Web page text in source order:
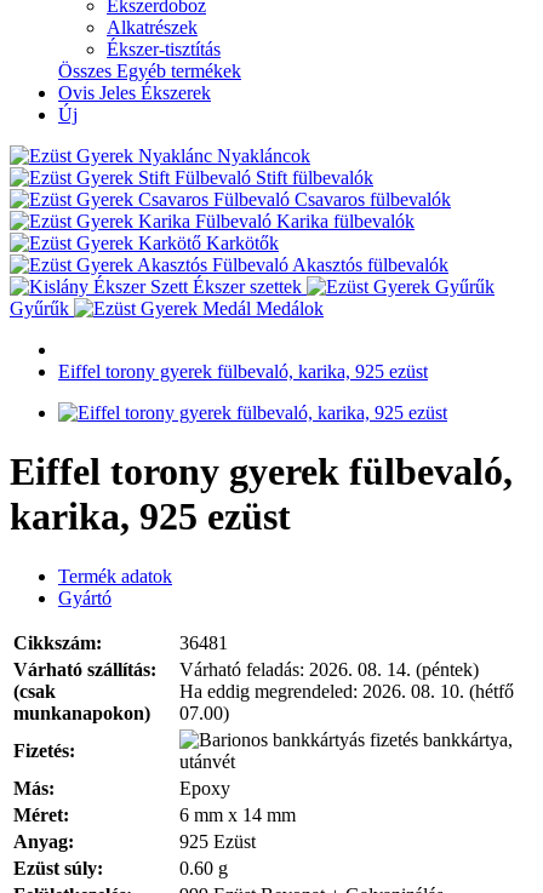
Ékszerdoboz
Alkatrészek
Ékszer-tisztítás
Összes Egyéb termékek
Ovis Jeles Ékszerek
Új
Nyakláncok
Stift fülbevalók
Csavaros fülbevalók
Karika fülbevalók
Karkötők
Akasztós fülbevalók
Ékszer szettek
Gyűrűk
Medálok
Eiffel torony gyerek fülbevaló, karika, 925 ezüst
Eiffel torony gyerek fülbevaló,
karika, 925 ezüst
Termék adatok
Gyártó
Cikkszám:
36481
Várható szállítás:
(csak
munkanapokon)
Várható feladás: 2026. 08. 14. (péntek)
Ha eddig megrendeled: 2026. 08. 10. (hétfő
07.00)
Fizetés:
bankkártya,
utánvét
Más:
Epoxy
Méret:
6 mm x 14 mm
Anyag:
925 Ezüst
Ezüst súly:
0.60 g